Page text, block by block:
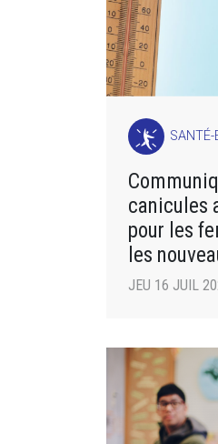
SANTÉ-
canicules
pour les
les
plan
JEU 16 JUIL